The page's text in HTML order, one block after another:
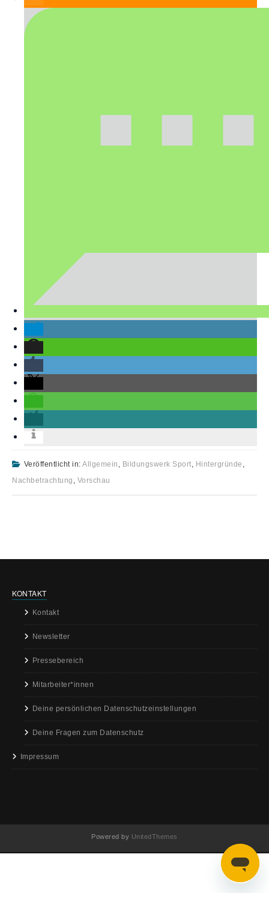
Veröffentlicht in: Allgemein , Bildungswerk Sport, Hintergründe ,
Nachbetrachtung , Vorschau
KONTAKT
Kontakt
Newsletter
Pressebereich
Mitarbeiter*innen
Deine persönlichen Datenschutzeinstellungen
Deine Fragen zum Datenschutz
Impressum
Powered by UnitedThemes